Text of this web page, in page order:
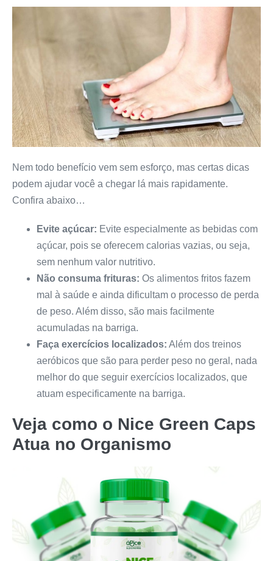
Nem todo benefício vem sem esforço, mas certas dicas
podem ajudar você a chegar lá mais rapidamente.
Confira abaixo…
Evite açúcar: Evite especialmente as bebidas com
açúcar, pois se oferecem calorias vazias, ou seja,
sem nenhum valor nutritivo.
Não consuma frituras: Os alimentos fritos fazem
mal à saúde e ainda dificultam o processo de perda
de peso. Além disso, são mais facilmente
acumuladas na barriga.
Faça exercícios localizados: Além dos treinos
aeróbicos que são para perder peso no geral, nada
melhor do que seguir exercícios localizados, que
atuam especificamente na barriga.
Veja como o Nice Green Caps
Atua no Organismo